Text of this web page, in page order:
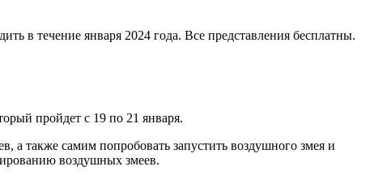
в течение января 2024 года. Все представления бесплатны.
пройдет с 19 по 21 января.
также самим попробовать запустить воздушного змея и
воздушных змеев.